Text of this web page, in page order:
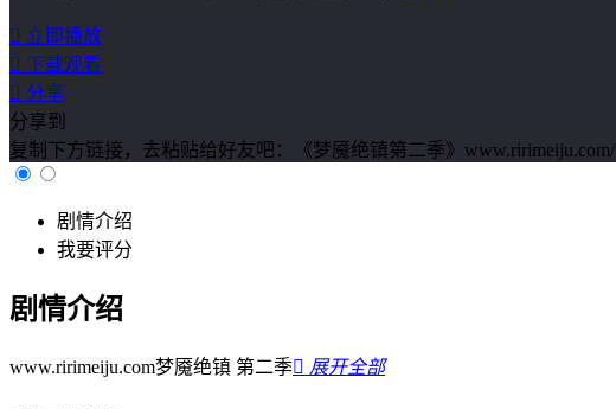
 立即播放
 下载观看
 分享
分享到
复制下方链接，去粘贴给好友吧：
《梦魇绝镇第二季》
剧情介绍
我要评分
剧情介绍
www.ririmeiju.com梦魇绝镇 第二季 展开全部